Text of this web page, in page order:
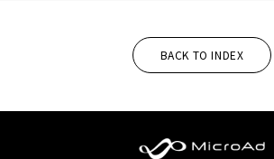
BACK TO INDEX